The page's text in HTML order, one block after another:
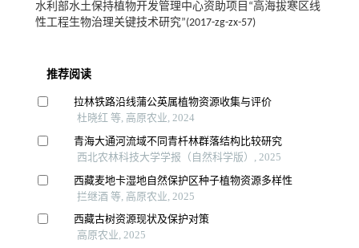
水利部水土保持植物开发管理中心资助项目“高海拔寒区线
性工程生物治理关键技术研究”(2017-zg-zx-57)